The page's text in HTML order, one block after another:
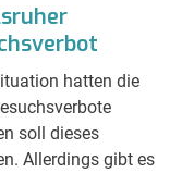
hatten die
soll dieses
Allerdings gibt es